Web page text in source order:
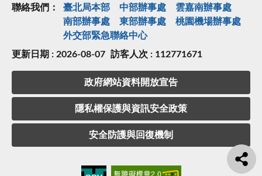
聯絡我們： 臺北局本部 中部辦事處
雲嘉南辦事處
南部辦事處
東部辦事處
桃園機場辦事處
外交部緊急聯絡中⼼
更新日期 : 2026-08-07 訪客人次 : 112771671
政府網站資料開放宣告
隱私權保護與資訊安全政策
安全防護與回復機制